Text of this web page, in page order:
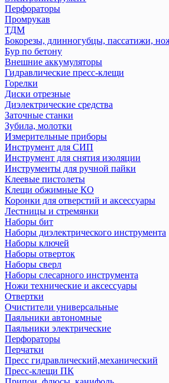
Перфораторы
Промрукав
ТДМ
Бокорезы, длинногубцы, пассатижи,
Бур по бетону
Внешние аккумуляторы
Гидравлические пресс-клещи
Горелки
Диски отрезные
Диэлектрические средства
Заточные станки
Зубила, молотки
Измерительные приборы
Инструмент для СИП
Инструмент для снятия изоляции
Инструменты для ручной пайки
Клеевые пистолеты
Клещи обжимные КО
Коронки для отверстий и аксессуары
Лестницы и стремянки
Наборы бит
Наборы диэлектрического инструмента
Наборы ключей
Наборы отверток
Наборы сверл
Наборы слесарного инструмента
Ножи технические и аксеcсуары
Отвертки
Очистители универсальные
Паяльники автономные
Паяльники электрические
Перфораторы
Перчатки
Пресс гидравлический,механический
Пресс-клещи ПК